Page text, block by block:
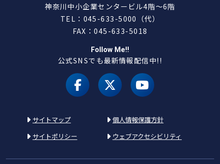
神奈川中小企業センタービル4階～6階
TEL：045-633-5000（代）
FAX：045-633-5018
Follow Me!!
公式SNSでも最新情報配信中!!
facebookX（旧 twitter）
youtube
サイトマップ
個人情報保護方針
サイトポリシー
ウェブアクセシビリティ